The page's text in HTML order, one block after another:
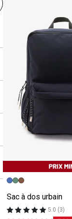
Image précédente
Image suivante
Sac à dos urbain
5.0 (3)